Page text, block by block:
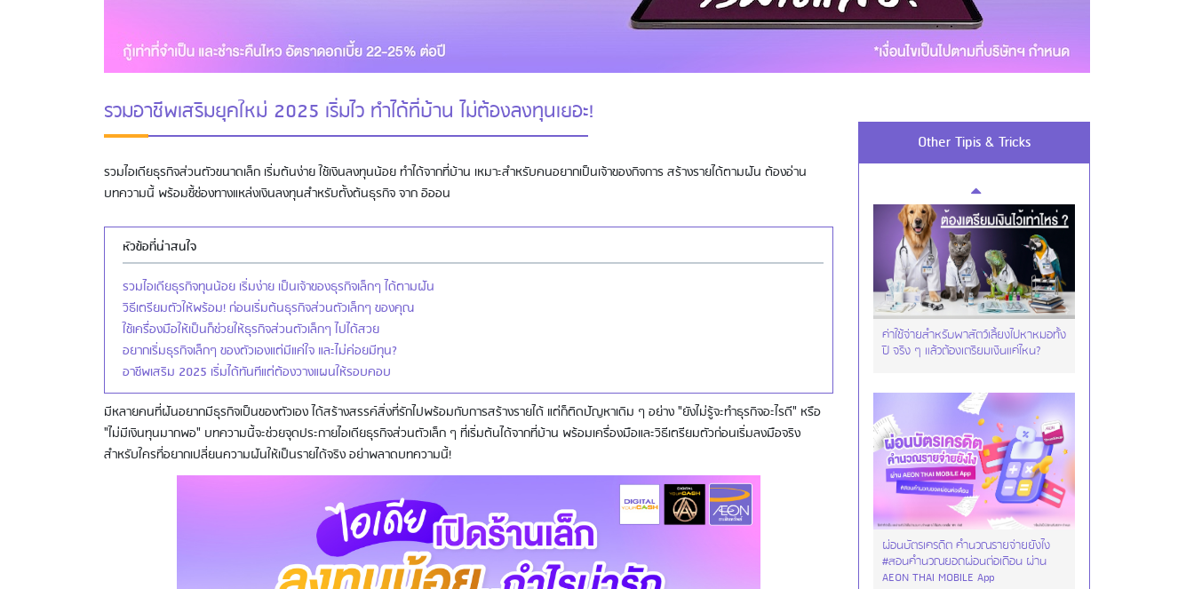
รวมอาชีพเสริมยุคใหม่ 2025 เริ่มไว ทำได้ที่บ้าน ไม่ต้องลงทุนเยอะ!
รวมไอเดียธุรกิจส่วนตัวขนาดเล็ก เริ่มต้นง่าย ใช้เงินลงทุนน้อย ทำได้จากที่บ้าน เหมาะสำหรับคนอยากเป็นเจ้าของกิจการ สร้างรายได้ตามฝัน ต้องอ่าน
บทความนี้ พร้อมชี้ช่องทางแหล่งเงินลงทุนสำหรับตั้งต้นธุรกิจ จาก อิออน
หัวข้อที่น่าสนใจ
รวมไอเดียธุรกิจทุนน้อย เริ่มง่าย เป็นเจ้าของธุรกิจเล็กๆ ได้ตามฝัน
วิธีเตรียมตัวให้พร้อม! ก่อนเริ่มต้นธุรกิจส่วนตัวเล็กๆ ของคุณ
ใช้เครื่องมือให้เป็นก็ช่วยให้ธุรกิจส่วนตัวเล็กๆ ไปได้สวย
อยากเริ่มธุรกิจเล็กๆ ของตัวเองแต่มีแค่ใจ และไม่ค่อยมีทุน?
อาชีพเสริม 2025 เริ่มได้ทันทีแต่ต้องวางแผนให้รอบคอบ
มีหลายคนที่ฝันอยากมีธุรกิจเป็นของตัวเอง ได้สร้างสรรค์สิ่งที่รักไปพร้อมกับการสร้างรายได้ แต่ก็ติดปัญหาเดิม ๆ อย่าง "ยังไม่รู้จะทำธุรกิจอะไรดี" หรือ
"ไม่มีเงินทุนมากพอ" บทความนี้จะช่วยจุดประกายไอเดียธุรกิจส่วนตัวเล็ก ๆ ที่เริ่มต้นได้จากที่บ้าน พร้อมเครื่องมือและวิธีเตรียมตัวก่อนเริ่มลงมือจริง
สำหรับใครที่อยากเปลี่ยนความฝันให้เป็นรายได้จริง อย่าพลาดบทความนี้!
Other Tipis & Tricks
Using AEON Cards - Using your Card
Securely
ค่าใช้จ่ายสำหรับพาสัตว์เลี้ยงไปหาหมอทั้ง
ปี จริง ๆ แล้วต้องเตรียมเงินแค่ไหน?
ผ่อนบัตรเครดิต คำนวณรายจ่ายยังไง
#สอนคำนวณยอดผ่อนต่อเดือน ผ่าน
AEON THAI MOBILE App